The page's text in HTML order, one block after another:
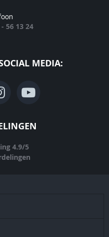
56 13 24
MEDIA:
4.9/5